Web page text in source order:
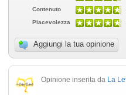
Contenuto
Piacevolezza
Aggiungi la tua opinione
Opinione inserita da La